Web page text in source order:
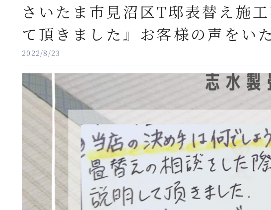
さいたま市見沼区T邸表替え施
て頂きました』お客様の声をい
2022/8/23